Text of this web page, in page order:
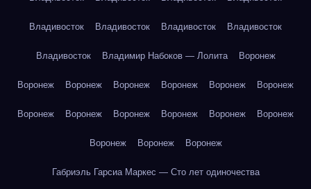
Владивосток Владивосток Владивосток Владивосток
Владивосток Владимир Набоков — Лолита Воронеж
Воронеж Воронеж Воронеж Воронеж Воронеж Воронеж
Воронеж Воронеж Воронеж Воронеж Воронеж Воронеж
Воронеж Воронеж Воронеж
Габриэль Гарсиа Маркес — Сто лет одиночества